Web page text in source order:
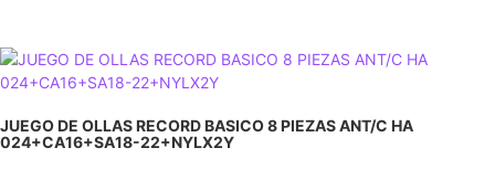
JUEGO DE OLLAS RECORD BASICO 8 PIEZAS ANT/С НА
024+CA16+SA18-22+NYLX2Y